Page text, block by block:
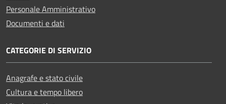
Personale Amministrativo
Documenti e dati
CATEGORIE DI SERVIZIO
Anagrafe e stato civile
Cultura e tempo libero